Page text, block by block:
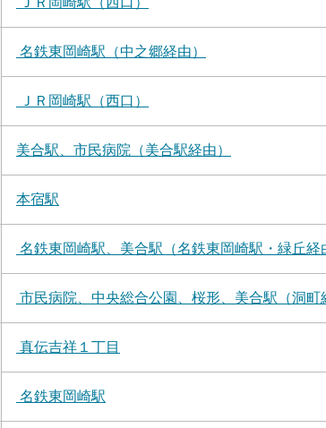
名鉄東岡崎駅（中之郷経由）
ＪＲ岡崎駅（西口）
美合駅、市民病院（美合駅経由）
本宿駅
名鉄東岡崎駅、美合駅（名鉄東岡崎駅・緑丘経
市民病院、中央総合公園、桜形、美合駅（洞
真伝吉祥１丁目
名鉄東岡崎駅